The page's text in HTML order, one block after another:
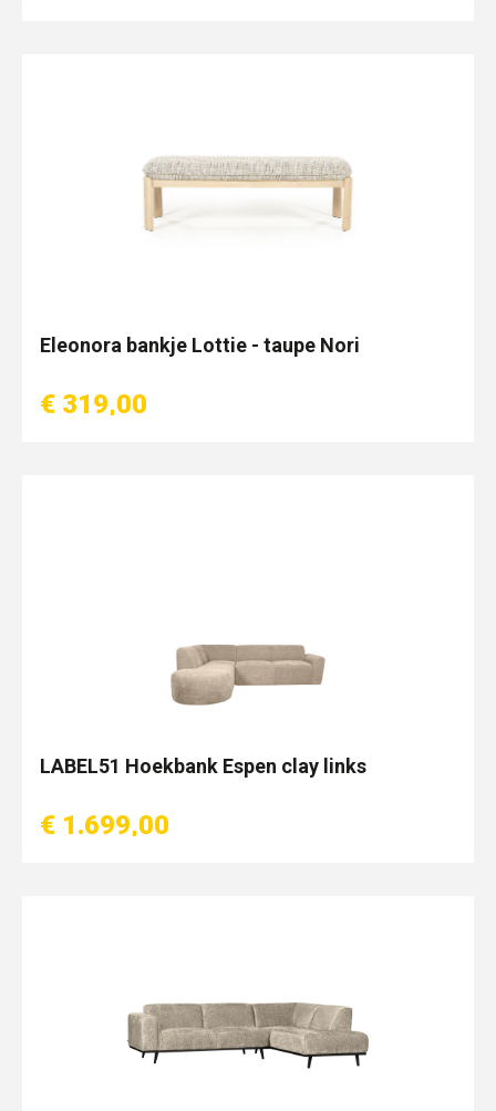
Eleonora bankje Lottie - taupe Nori
€ 319,00
LABEL51 Hoekbank Espen clay links
€ 1.699,00